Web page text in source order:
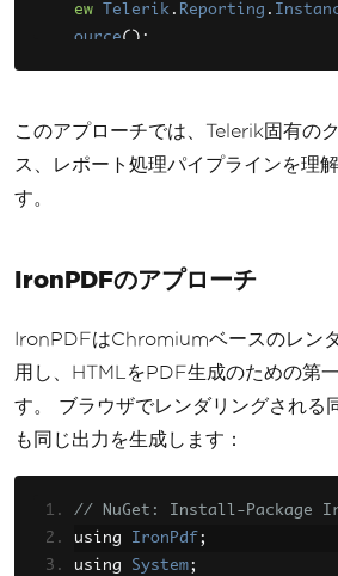
ew
Telerik . Reporting .
ource();
rt
Items
= { new
};
var
portProcessor();
result =
Source, null );
        using
(var fs = new
O.FileStream( "output.pdf"
O.FileMode.Create
このアプローチでは、Telerik固有の
ス、レポート処理パイプラインを理
す。
IronPDFのアプローチ
IronPDFはChromiumベースのレン
用し、HTMLをPDF生成のための第
す。 ブラウザでレンダリングされる
も同じ出力を生成します：
// NuGet: Install-Package
using IronPdf ;
using System;